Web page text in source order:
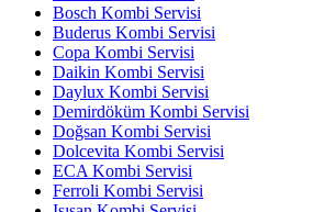
Bosch Kombi Servisi
Buderus Kombi Servisi
Copa Kombi Servisi
Daikin Kombi Servisi
Daylux Kombi Servisi
Demirdöküm Kombi Servisi
Doğsan Kombi Servisi
Dolcevita Kombi Servisi
ECA Kombi Servisi
Ferroli Kombi Servisi